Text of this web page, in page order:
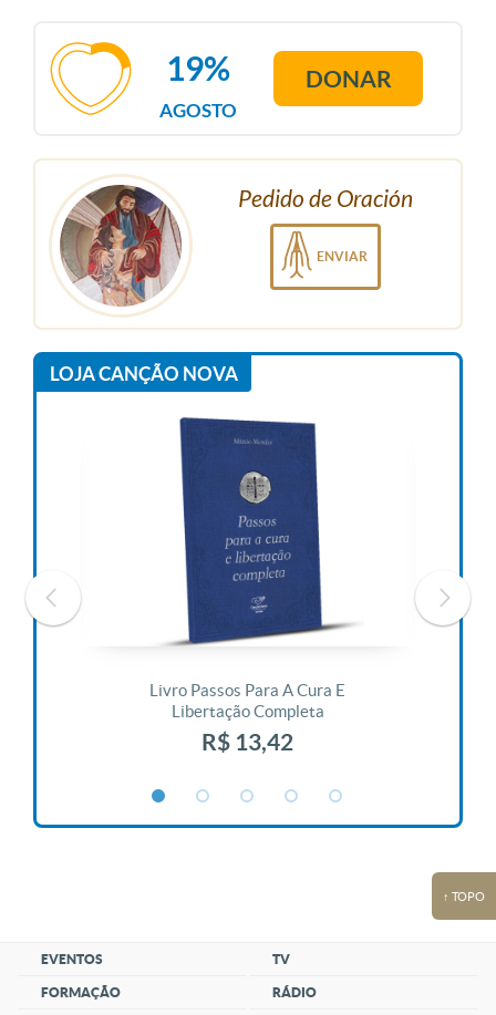
AGOSTO
19% DONAR
Pedido de Oración
ENVIAR
LOJA CANÇÃO NOVA
Livro Passos Para A Cura E
Libertação Completa
R$ 13,42
↑ TOPO
EVENTOS
FORMAÇÃO
TV
RÁDIO